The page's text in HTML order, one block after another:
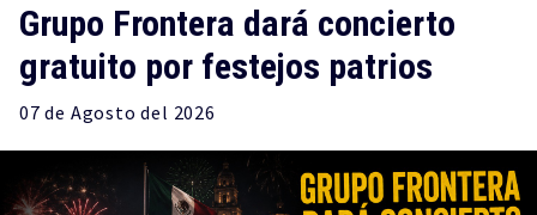
Grupo Frontera dará concierto
gratuito por festejos patrios
07 de Agosto del 2026